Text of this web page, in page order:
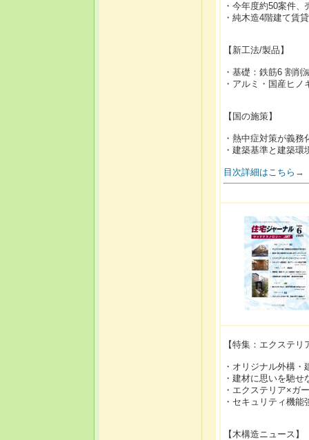
・今年度約50案件
・純木造4階建て賃
【新工法/製品】
・基礎：鉄筋6 割削
・アルミ・国産ヒ
【国の施策】
・熱中症対策が義
・建築基準と建築
目次詳細はこちら→
【特集：エクステリ
・オリジナル外構
・建材に思いを馳
・エクステリア×ガ
・セキュリティ機
【木構造ニュース】